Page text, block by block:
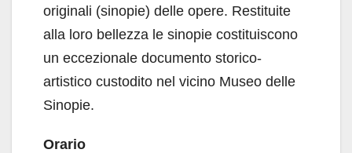
originali (sinopie) delle opere. Restituite
alla loro bellezza le sinopie costituiscono
un eccezionale documento storico-
artistico custodito nel vicino Museo delle
Sinopie.
Orario